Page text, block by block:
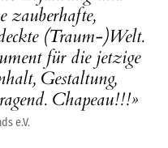
zauberhafte,
(Traum-)Welt.
für die jetzige
Gestaltung,
Chapeau!!!»
e.V.